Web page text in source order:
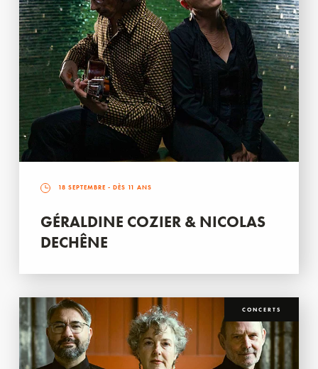
18 SEPTEMBRE - DÈS 11 ANS
GÉRALDINE COZIER & NICOLAS
DECHÊNE
CONCERTS